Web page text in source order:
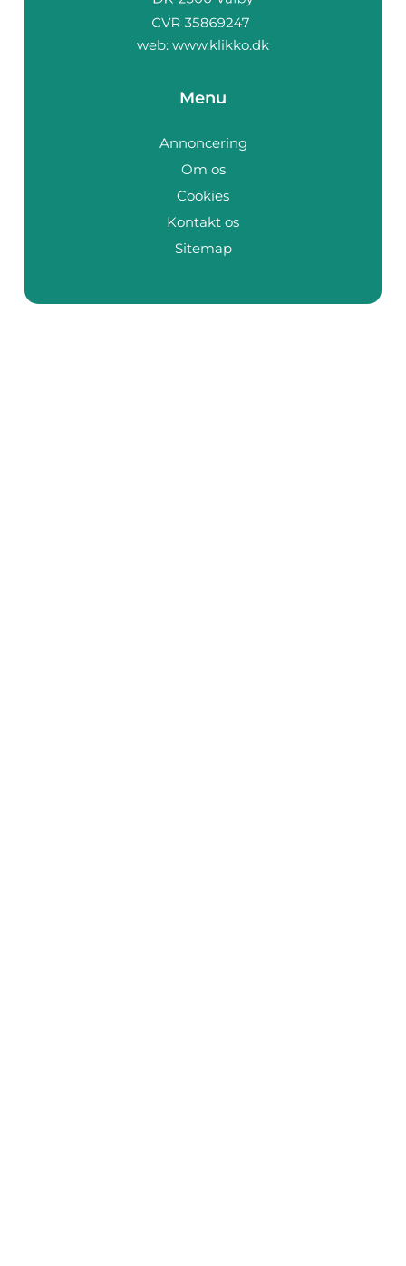
web: www.klikko.dk
Menu
Annoncering
Om os
Cookies
Kontakt os
Sitemap